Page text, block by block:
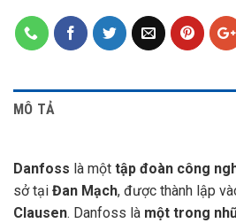
MÔ TẢ
Danfoss là một tập đoàn công
sở tại Đan Mạch, được thành lập
Clausen. Danfoss là một trong